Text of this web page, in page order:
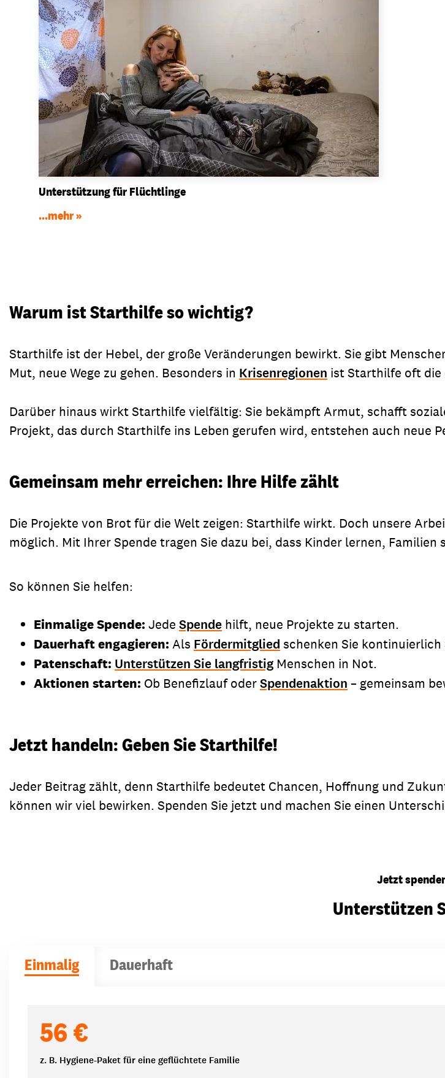
Unterstützung für Flüchtlinge
...mehr
Warum ist Starthilfe so wichtig?
Starthilfe ist der Hebel, der große Veränderungen bewirkt. Sie gibt
Mut, neue Wege zu gehen. Besonders in Krisenregionen ist Starthilfe oft die
Darüber hinaus wirkt Starthilfe vielfältig: Sie bekämpft Armut, schafft
Projekt, das durch Starthilfe ins Leben gerufen wird, entstehen auch neue
Gemeinsam mehr erreichen: Ihre Hilfe zählt
Die Projekte von Brot für die Welt zeigen: Starthilfe wirkt. Doch unsere
möglich. Mit Ihrer Spende tragen Sie dazu bei, dass Kinder lernen,
So können Sie helfen:
Einmalige Spende: Jede Spende hilft, neue Projekte zu starten.
Dauerhaft engagieren: Als Fördermitglied schenken Sie
Patenschaft: Unterstützen Sie langfristig Menschen in Not.
Aktionen starten: Ob Benefizlauf oderSpendenaktion – gemeinsam
Jetzt handeln: Geben Sie Starthilfe!
Jeder Beitrag zählt, denn Starthilfe bedeutet Chancen, Hoffnung und
können wir viel bewirken. Spenden Sie jetzt und machen Sie einen
Jetzt
Unterstützen
Einmalig Dauerhaft
56 €
z. B. Hygiene-Paket für eine geflüchtete Familie